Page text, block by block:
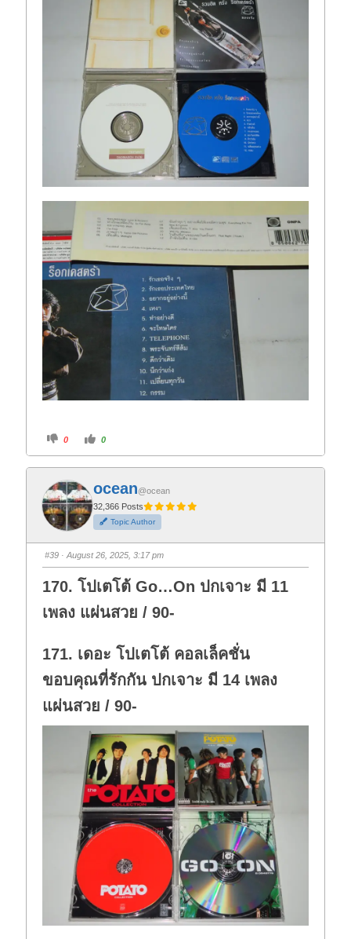
C
i
f
o
r
t
h
u
m
b
d
o
n
0
C
i
o
t
h
u
m
b
u
p
0
ocean@ocean
32,366 Posts
Topic Author
#39 · August 26, 2025, 3:17 pm
170. โปเตโต้ Go…On ปกเจาะ มี 11
เพลง แผ่นสวย / 90-
171. เดอะ โปเตโต้ คอลเล็คชั่น
ขอบคุณที่รักกัน ปกเจาะ มี 14 เพลง
แผ่นสวย / 90-